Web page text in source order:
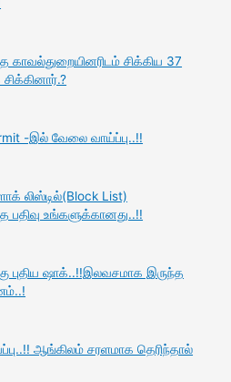
காவல்துறையினரிடம் சிக்கிய 37
-இல் வேலை வாய்ப்பு..!!
லிஸ்டில்(Block List)
உங்களுக்கானது..!!
புதிய ஷாக்..!!இலவசமாக இருந்த
ஆங்கிலம் சரளமாக தெரிந்தால்